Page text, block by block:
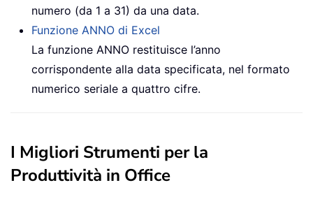
numero (da 1 a 31) da una data.
Funzione ANNO di Excel
La funzione ANNO restituisce l’anno
corrispondente alla data specificata, nel formato
numerico seriale a quattro cifre.
I Migliori Strumenti per la
Produttività in Office